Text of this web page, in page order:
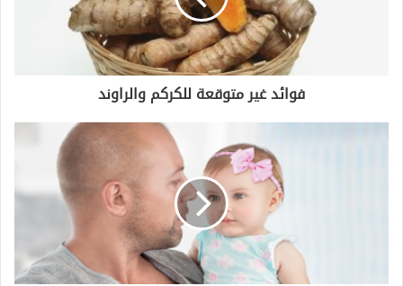
فوائد غير متوقعة للكركم والراوند